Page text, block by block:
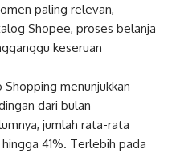
paling relevan,
Shopee, proses belanja
keseruan
menunjukkan
dari bulan
jumlah rata-rata
41%. Terlebih pada